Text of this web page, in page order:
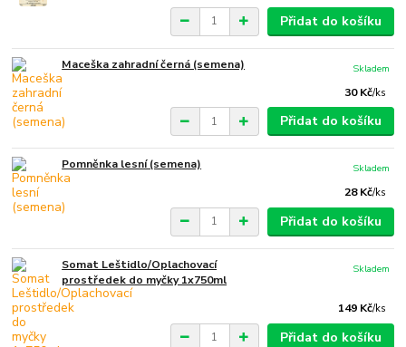
Přidat do košíku
Maceška zahradní černá (semena)
30 Kč/ks
Skladem
Přidat do košíku
Pomněnka lesní (semena)
28 Kč/ks
Skladem
Přidat do košíku
Somat Leštidlo/Oplachovací
prostředek do myčky 1x750ml
149 Kč/ks
Skladem
Přidat do košíku